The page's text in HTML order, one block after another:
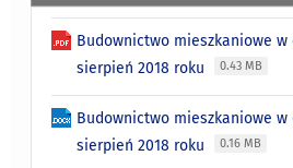
Budownictwo mieszkaniowe
sierpień 2018 roku
0.43 MB
Budownictwo mieszkaniowe
sierpień 2018 roku
0.16 MB